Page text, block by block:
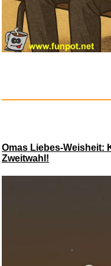
Omas Liebes-Weisheit:
Zweitwahl!